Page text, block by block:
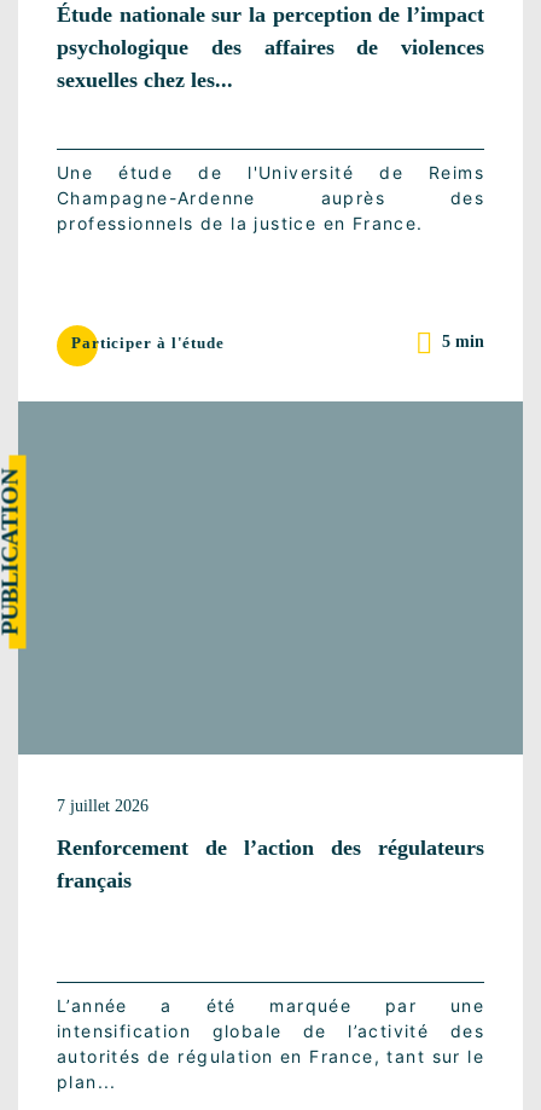
Étude nationale sur la perception de l’impact
psychologique des affaires de violences
sexuelles chez les...
Une étude de l'Université de Reims
Champagne-Ardenne auprès des
professionnels de la justice en France.
Participer à l'étude 5 min
7 juillet 2026
Renforcement de l’action des régulateurs
français
L’année a été marquée par une
intensification globale de l’activité des
autorités de régulation en France, tant sur le
plan...